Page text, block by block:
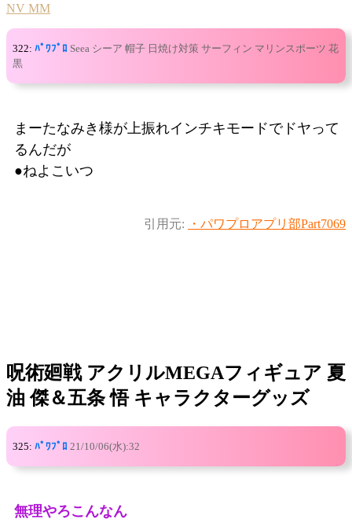
NV MM
322: ﾊﾟﾜﾌﾟﾛ Seea シーア 帽子 日焼け対策 サーフィン マリンスポーツ 花
黒
まーたなみき様が上振れインチキモードでドヤって
るんだが
●ねよこいつ
引用元: ・パワプロアプリ部Part7069
呪術廻戦 アクリルMEGAフィギュア 夏
油 傑＆五条 悟 キャラクターグッズ
325: ﾊﾟﾜﾌﾟﾛ 21/10/06(水):32
無理やろこんなん